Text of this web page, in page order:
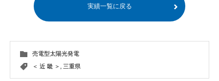
実績一覧に戻る
売電型太陽光発電
＜ 近 畿 ＞ , 三重県